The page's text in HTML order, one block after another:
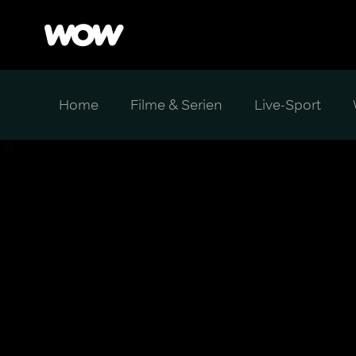
Home Filme & Serien Live-Sport